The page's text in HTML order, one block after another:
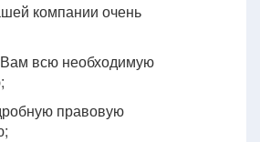
компании очень
Вам всю необходимую
правовую